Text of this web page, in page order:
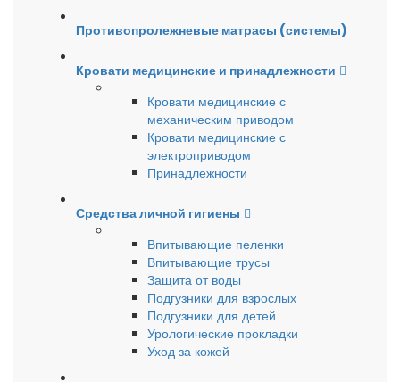
Противопролежневые матрасы (системы)
Кровати медицинские и принадлежности
Кровати медицинские с
механическим приводом
Кровати медицинские с
электроприводом
Принадлежности
Средства личной гигиены
Впитывающие пеленки
Впитывающие трусы
Защита от воды
Подгузники для взрослых
Подгузники для детей
Урологические прокладки
Уход за кожей